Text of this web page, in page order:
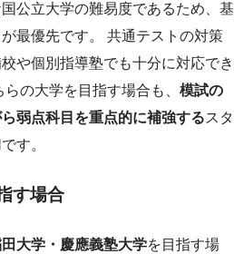
公立大学の難易度であるため、基
最優先です。 共通テストの対策
や個別指導塾でも十分に対応でき
の大学を目指す場合も、 模試の
弱点科目を重点的に補強するスタ
す。
す場合
大学・慶應義塾大学を目指す場